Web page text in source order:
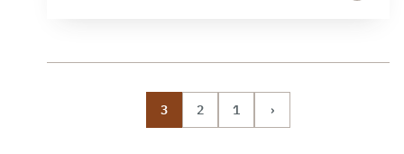
‹
1
2
3